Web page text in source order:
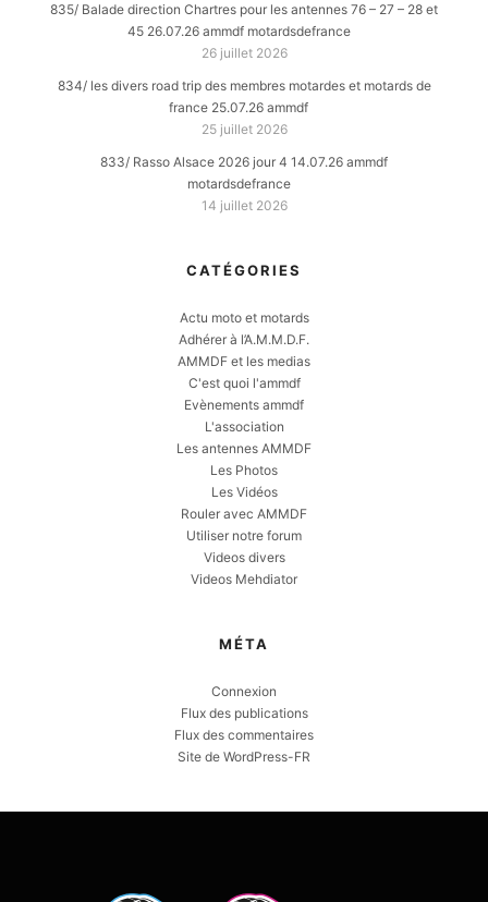
835/ Balade direction Chartres pour les antennes 76 – 27 – 28 et
45 26.07.26 ammdf motardsdefrance
26 juillet 2026
834/ les divers road trip des membres motardes et motards de
france 25.07.26 ammdf
25 juillet 2026
833/ Rasso Alsace 2026 jour 4 14.07.26 ammdf
motardsdefrance
14 juillet 2026
CATÉGORIES
Actu moto et motards
Adhérer à l’A.M.M.D.F.
AMMDF et les medias
C'est quoi l'ammdf
Evènements ammdf
L'association
Les antennes AMMDF
Les Photos
Les Vidéos
Rouler avec AMMDF
Utiliser notre forum
Videos divers
Videos Mehdiator
MÉTA
Connexion
Flux des publications
Flux des commentaires
Site de WordPress-FR